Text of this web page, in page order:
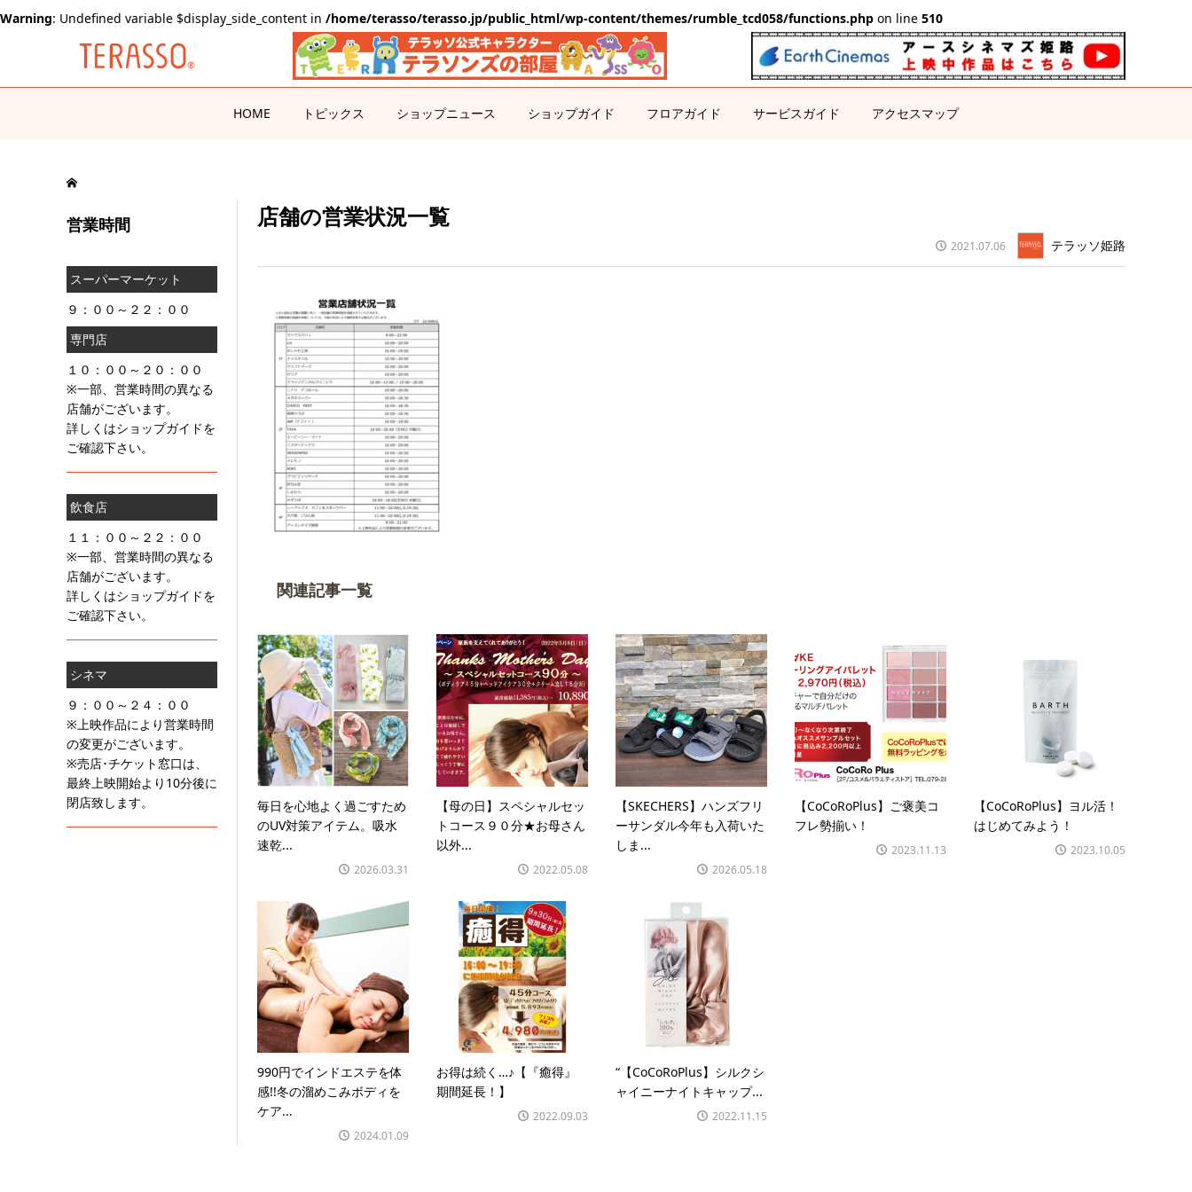
Warning: Undefined variable $display_side_content in /home/terasso/terasso.jp/public_html/wp-content/themes/rumble_tcd058/functions.php on line 510
HOME トピックス ショップニュース ショップガイド フロアガイド サービスガイド アクセスマップ
店舗の営業状況一覧
2021.07.06 テラッソ姫路
関連記事一覧
毎日を心地よく過ごすため
のUV対策アイテム。吸水
速乾...
2026.03.31
【母の日】スペシャルセッ
トコース９０分★お母さん
以外...
2022.05.08
【SKECHERS】ハンズフリ
ーサンダル今年も入荷いた
しま...
2026.05.18
【CoCoRoPlus】ご褒美コ
フレ勢揃い！
2023.11.13
【CoCoRoPlus】ヨル活！
はじめてみよう！
2023.10.05
990円でインドエステを体
感!!冬の溜めこみボディを
ケア...
2024.01.09
お得は続く…♪【『癒得』
期間延長！】
2022.09.03
“【CoCoRoPlus】シルクシ
ャイニーナイトキャップ...
2022.11.15
営業時間
スーパーマーケット
９：００～２２：００
専門店
１０：００～２０：００
※一部、営業時間の異なる
店舗がございます。
詳しくはショップガイドを
ご確認下さい。
飲食店
１１：００～２２：００
※一部、営業時間の異なる
店舗がございます。
詳しくはショップガイドを
ご確認下さい。
シネマ
９：００～２４：００
※上映作品により営業時間
の変更がございます。
※売店･チケット窓口は、
最終上映開始より10分後に
閉店致します。